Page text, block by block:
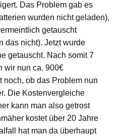
Das Problem gab es
wurden nicht geladen),
getauscht
das nicht). Jetzt wurde
getauscht. Nach somit 7
wir nun ca. 900€
noch, ob das Problem nun
Die Kostenvergleiche
kann man also getrost
kostet über 20 Jahre
hat man da überhaupt